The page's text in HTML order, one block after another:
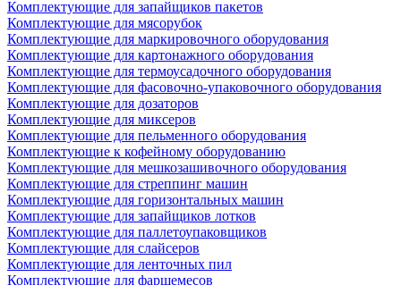
Комплектующие для запайщиков пакетов
Комплектующие для мясорубок
Комплектующие для маркировочного оборудования
Комплектующие для картонажного оборудования
Комплектующие для термоусадочного оборудования
Комплектующие для фасовочно-упаковочного оборудования
Комплектующие для дозаторов
Комплектующие для миксеров
Комплектующие для пельменного оборудования
Комплектующие к кофейному оборудованию
Комплектующие для мешкозашивочного оборудования
Комплектующие для стреппинг машин
Комплектующие для горизонтальных машин
Комплектующие для запайщиков лотков
Комплектующие для паллетоупаковщиков
Комплектующие для слайсеров
Комплектующие для ленточных пил
Комплектующие для фаршемесов